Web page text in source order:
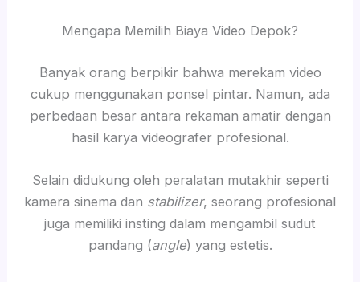
Mengapa Memilih Biaya Video Depok?
Banyak orang berpikir bahwa merekam video
cukup menggunakan ponsel pintar. Namun, ada
perbedaan besar antara rekaman amatir dengan
hasil karya videografer profesional.
Selain didukung oleh peralatan mutakhir seperti
kamera sinema dan stabilizer, seorang profesional
juga memiliki insting dalam mengambil sudut
pandang (angle) yang estetis.